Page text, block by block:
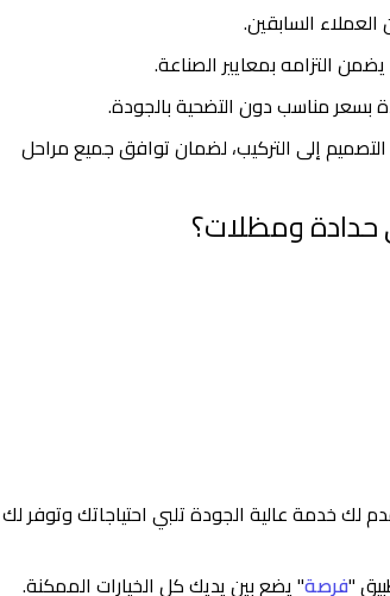
العملاء السابقين.
التزامه بمعايير الصناعة.
بسعر مناسب دون التضحية بالجودة.
إلى التركيب، لضمان توافق جميع مراحل
حدادة ومظلات؟
لك خدمة عالية الجودة تلبي احتياجاتك وتوفر لك
"فرصة" يضع بين يديك كل الخيارات الممكنة.